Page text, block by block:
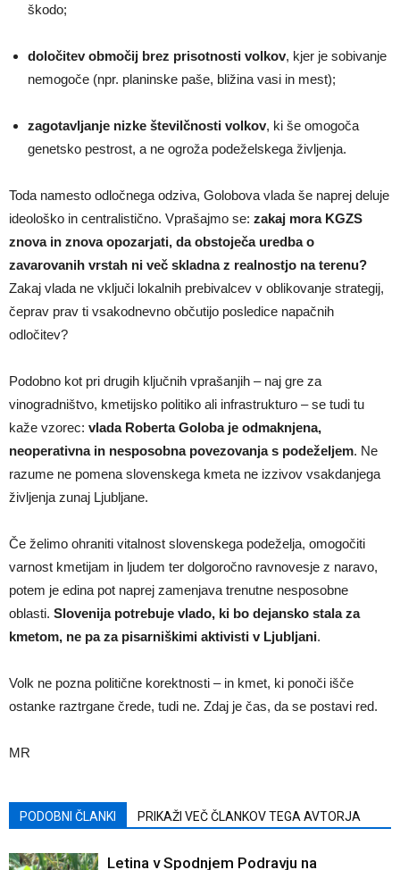
škodo;
določitev območij brez prisotnosti volkov, kjer je sobivanje
nemogoče (npr. planinske paše, bližina vasi in mest);
zagotavljanje nizke številčnosti volkov, ki še omogoča
genetsko pestrost, a ne ogroža podeželskega življenja.
Toda namesto odločnega odziva, Golobova vlada še naprej deluje
ideološko in centralistično. Vprašajmo se: zakaj mora KGZS
znova in znova opozarjati, da obstoječa uredba o
zavarovanih vrstah ni več skladna z realnostjo na terenu?
Zakaj vlada ne vključi lokalnih prebivalcev v oblikovanje strategij,
čeprav prav ti vsakodnevno občutijo posledice napačnih
odločitev?
Podobno kot pri drugih ključnih vprašanjih – naj gre za
vinogradništvo, kmetijsko politiko ali infrastrukturo – se tudi tu
kaže vzorec: vlada Roberta Goloba je odmaknjena,
neoperativna in nesposobna povezovanja s podeželjem. Ne
razume ne pomena slovenskega kmeta ne izzivov vsakdanjega
življenja zunaj Ljubljane.
Če želimo ohraniti vitalnost slovenskega podeželja, omogočiti
varnost kmetijam in ljudem ter dolgoročno ravnovesje z naravo,
potem je edina pot naprej zamenjava trenutne nesposobne
oblasti. Slovenija potrebuje vlado, ki bo dejansko stala za
kmetom, ne pa za pisarniškimi aktivisti v Ljubljani.
Volk ne pozna politične korektnosti – in kmet, ki ponoči išče
ostanke raztrgane črede, tudi ne. Zdaj je čas, da se postavi red.
MR
PODOBNI ČLANKI PRIKAŽI VEČ ČLANKOV TEGA AVTORJA
Letina v Spodnjem Podravju na